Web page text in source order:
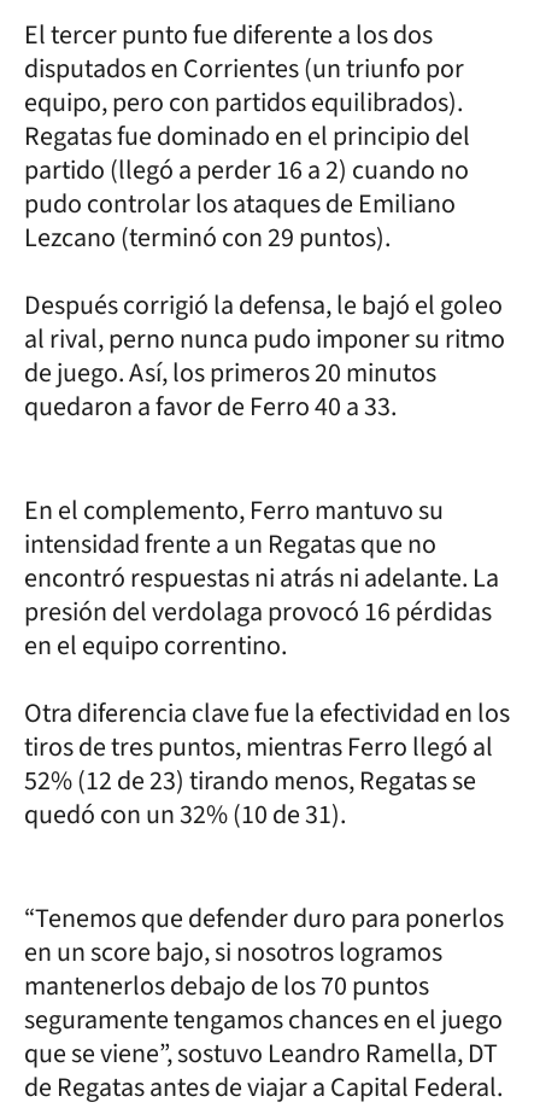
El tercer punto fue diferente a los dos
disputados en Corrientes (un triunfo por
equipo, pero con partidos equilibrados).
Regatas fue dominado en el principio del
partido (llegó a perder 16 a 2) cuando no
pudo controlar los ataques de Emiliano
Lezcano (terminó con 29 puntos).
Después corrigió la defensa, le bajó el goleo
al rival, perno nunca pudo imponer su ritmo
de juego. Así, los primeros 20 minutos
quedaron a favor de Ferro 40 a 33.
En el complemento, Ferro mantuvo su
intensidad frente a un Regatas que no
encontró respuestas ni atrás ni adelante. La
presión del verdolaga provocó 16 pérdidas
en el equipo correntino.
Otra diferencia clave fue la efectividad en los
tiros de tres puntos, mientras Ferro llegó al
52% (12 de 23) tirando menos, Regatas se
quedó con un 32% (10 de 31).
“Tenemos que defender duro para ponerlos
en un score bajo, si nosotros logramos
mantenerlos debajo de los 70 puntos
seguramente tengamos chances en el juego
que se viene”, sostuvo Leandro Ramella, DT
de Regatas antes de viajar a Capital Federal.